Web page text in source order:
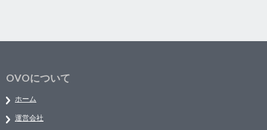
OVOについて
ホーム
運営会社